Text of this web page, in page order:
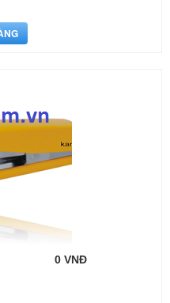
0 VNĐ